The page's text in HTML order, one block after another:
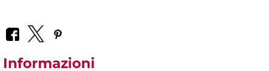
Informazioni